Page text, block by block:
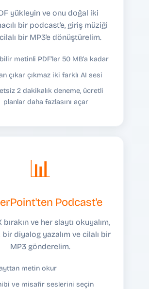
yükleyin ve onu doğal iki
bir podcast'e, giriş müziği
bir MP3'e dönüştürelim.
metinli PDF'ler 50 MB'a kadar
çıkar çıkmaz iki farklı AI sesi
2 dakikalık deneme, ücretli
planlar daha fazlasını açar
📊
Podcast'e
bırakın ve her slaytı okuyalım,
diyalog yazalım ve cilalı bir
MP3 gönderelim.
metin okur
ve misafir seslerini seçin